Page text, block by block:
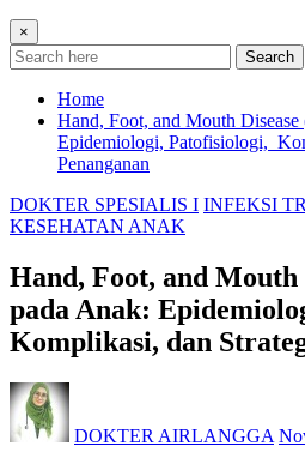
×
Search
Home
Hand, Foot, and Mouth
Epidemiologi, Patofisiologi,
Penanganan
DOKTER SPESIALIS I INFEKSI
KESEHATAN ANAK
Hand, Foot, and Mouth
pada Anak:
Komplikasi, dan
DOKTER AIRLANGGA